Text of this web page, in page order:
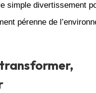
simple divertissement
pérenne de